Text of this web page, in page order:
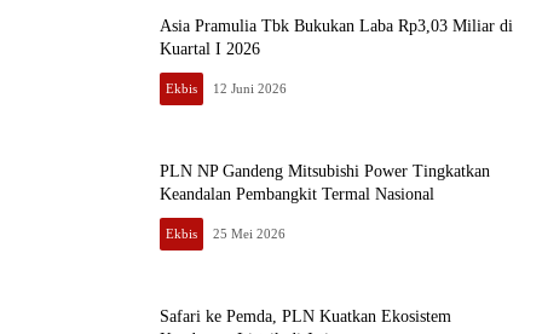
Asia Pramulia Tbk Bukukan Laba Rp3,03 Miliar di
Kuartal I 2026
Ekbis 12 Juni 2026
PLN NP Gandeng Mitsubishi Power Tingkatkan
Keandalan Pembangkit Termal Nasional
Ekbis 25 Mei 2026
Safari ke Pemda, PLN Kuatkan Ekosistem